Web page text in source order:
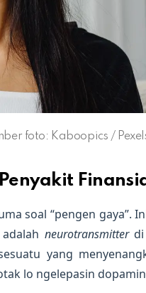
foto: Kaboopics /
soal “pengen gaya”.
neurotransmitterdi
yang
lo ngelepasin